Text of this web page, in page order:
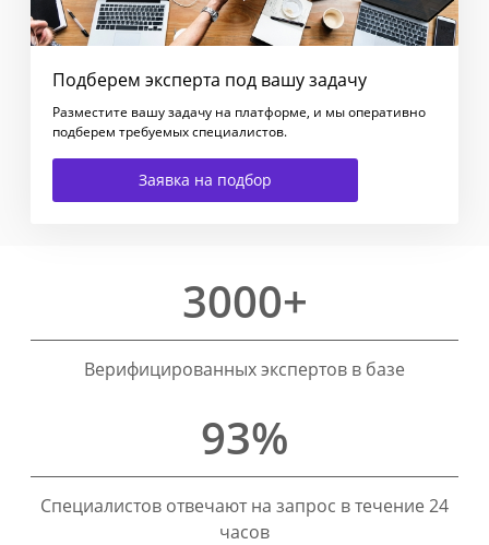
Подберем эксперта под вашу задачу
Разместите вашу задачу на платформе, и мы оперативно
подберем требуемых специалистов.
Заявка на подбор
3000+
Верифицированных экспертов в базе
93%
Специалистов отвечают на запрос в течение 24
часов